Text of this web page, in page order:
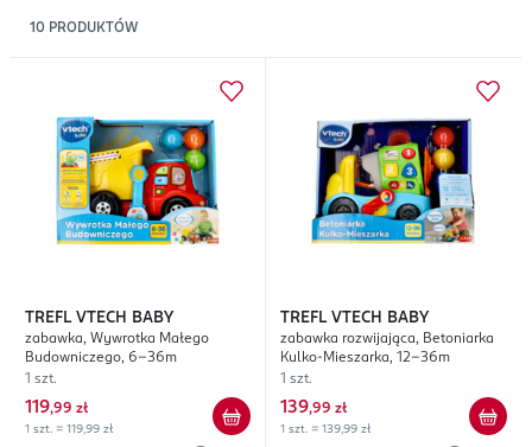
10 PRODUKTÓW
TREFL VTECH BABY
zabawka, Wywrotka Małego
Budowniczego, 6-36m
1 szt.
119,99 zł
1 szt. = 119,99 zł
TREFL VTECH BABY
zabawka rozwijająca, Betoniarka
Kulko-Mieszarka, 12-36m
1 szt.
139,99 zł
1 szt. = 139,99 zł